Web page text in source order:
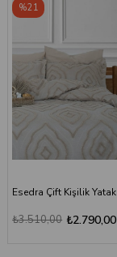
₺2.790,00
₺3.510,00
%21